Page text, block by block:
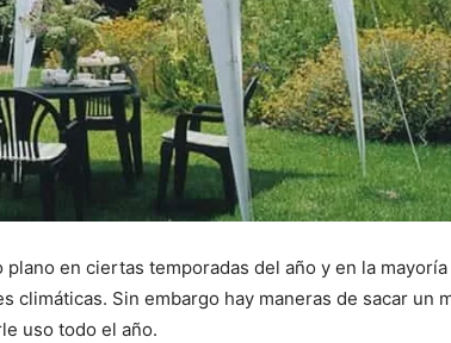
en ciertas temporadas del año y en la mayoría
climáticas. Sin embargo hay maneras de sacar un
uso todo el año.